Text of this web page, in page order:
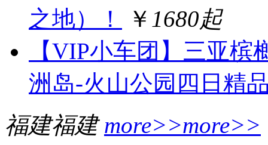
之地）！
￥ 1680起
【VIP小车团】三亚
洲岛-火山公园四日精
福建福建 more>>more>>